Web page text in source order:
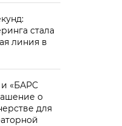
стала
линия в
«БАРС
о
для